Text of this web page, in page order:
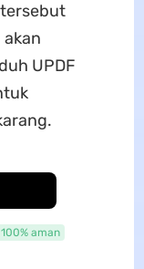
UPDF
100% aman